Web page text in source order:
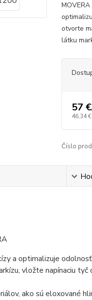
otvorte
látku
57 €
46,34 €
Číslo
a optimalizuje
vložte napínaciu
ako sú eloxované